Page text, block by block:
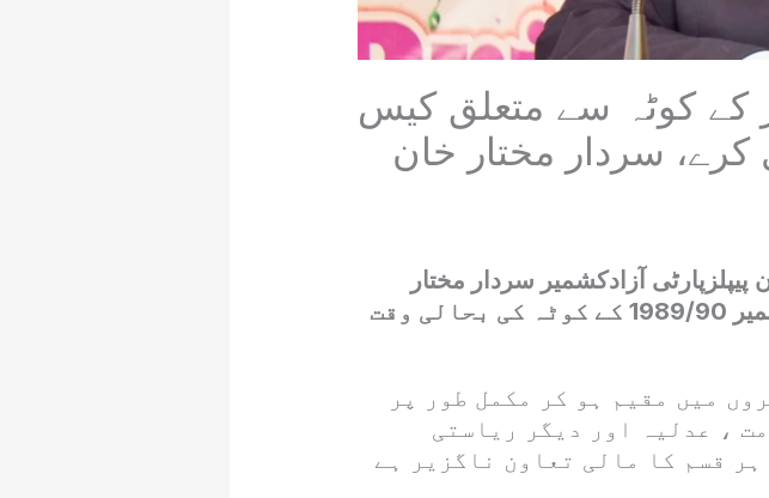
کے کوٹہ سے متعلق کیس
سردار مختار خان
آزادکشمیر سردار مختار
احمد خان نے کہاکہ مہاجرین مقبوضہ جموں وکشمیر 1989/90 کے کوٹہ کی بحالی وقت
میں مقیم ہو کر مکمل طور پر
، عدلیہ اور دیگر ریاستی
قسم کا مالی تعاون ناگزیر ہے